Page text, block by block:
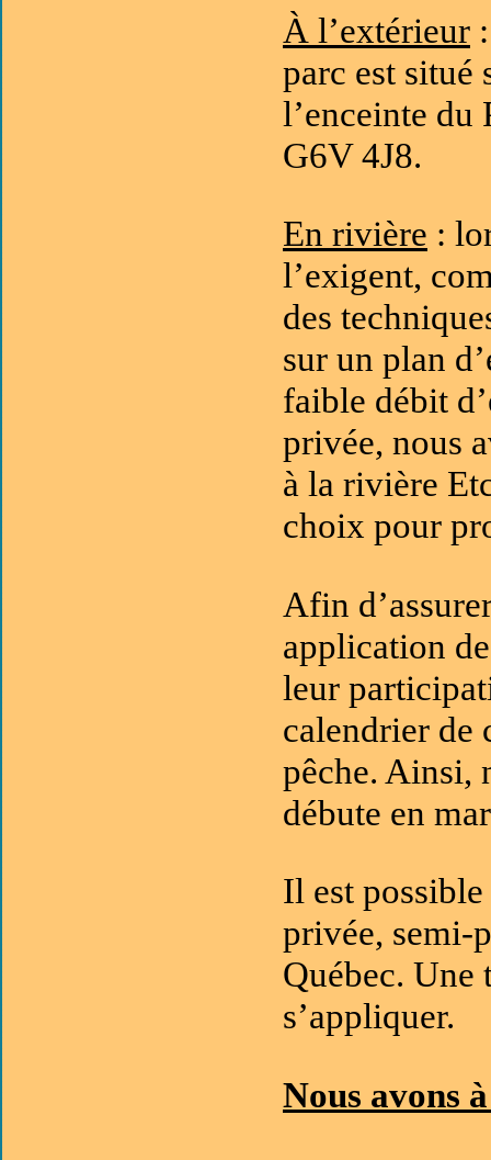
À l’extérieur
parc est situé
l’enceinte du
G6V 4J8.
En rivière :
l’exigent,
des
sur un plan
faible débit
privée, nous
à la rivière
choix pour
Afin
application
leur
calendrier de
pêche. Ainsi,
débute en
Il est
privée, semi-
Québec.
s’appliquer.
Nous avons